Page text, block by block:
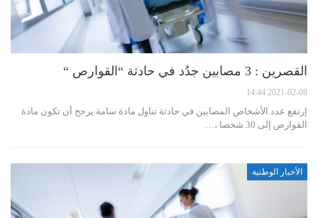
القصرين : 3 مصابين جدُد في حادثة “القوارص “
2021-02-08 14:44
إرتفع عدد الأشخاص المصابين في حادثة تناول مادة سامة يرجح أن تكون مادة
القوارص إلى 30 شخصا ،…
الأخبار الوطنية